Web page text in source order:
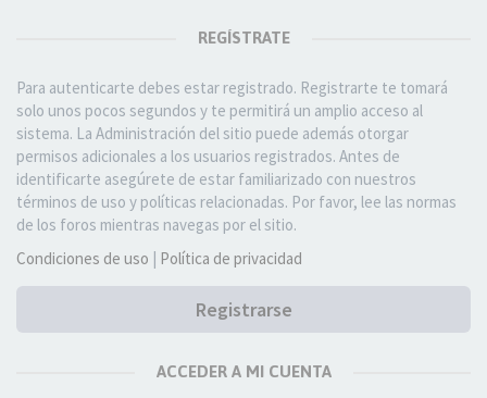
REGÍSTRATE
Para autenticarte debes estar registrado. Registrarte te tomará
solo unos pocos segundos y te permitirá un amplio acceso al
sistema. La Administración del sitio puede además otorgar
permisos adicionales a los usuarios registrados. Antes de
identificarte asegúrete de estar familiarizado con nuestros
términos de uso y políticas relacionadas. Por favor, lee las normas
de los foros mientras navegas por el sitio.
Condiciones de uso | Política de privacidad
Registrarse
ACCEDER A MI CUENTA